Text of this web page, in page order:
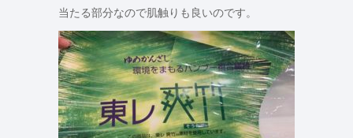
当たる部分なので肌触りも良いのです。